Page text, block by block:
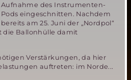
Aufnahme des Instrumenten-
Pods eingeschnitten. Nachdem
bereits am 25. Juni der „Nordpol“
die Ballonhülle damit
Verstärkungen, da hier
auftreten: im Norde...